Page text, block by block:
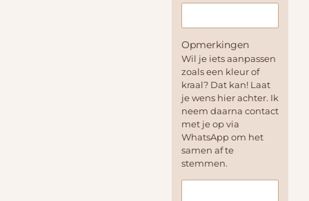
Opmerkingen
Wil je iets aanpassen
zoals een kleur of
kraal? Dat kan! Laat
je wens hier achter. Ik
neem daarna contact
met je op via
WhatsApp om het
samen af te
stemmen.